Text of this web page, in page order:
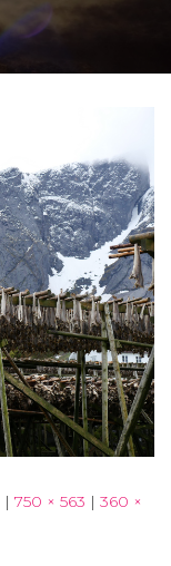
| 750 × 563 | 360 ×